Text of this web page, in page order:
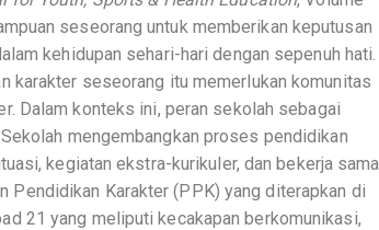
seseorang untuk memberikan keputusan
kehidupan sehari-hari dengan sepenuh hati.
karakter seseorang itu memerlukan komunitas
Dalam konteks ini, peran sekolah sebagai
mengembangkan proses pendidikan
kegiatan ekstra-kurikuler, dan bekerja sama
Pendidikan Karakter (PPK) yang diterapkan di
21 yang meliputi kecakapan berkomunikasi,